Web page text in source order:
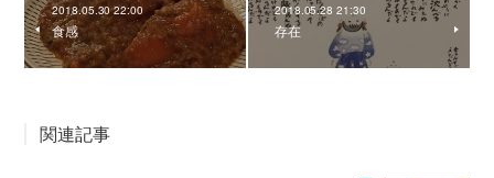
2018.05.30 22:00
食感
2018.05.28 21:30
存在
関連記事